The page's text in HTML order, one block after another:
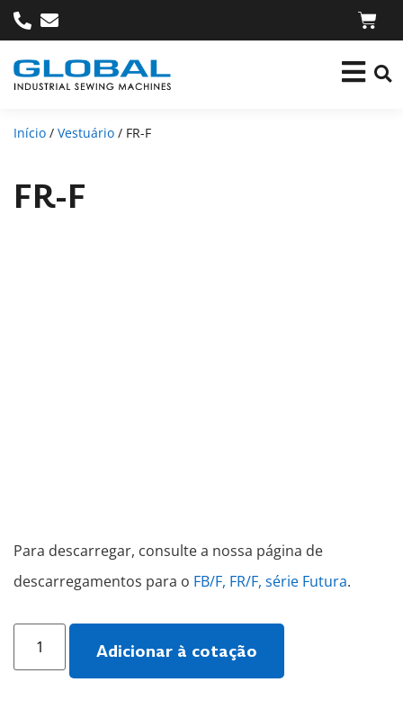
Início / Vestuário / FR-F
FR-F
Para descarregar, consulte a nossa página de
descarregamentos para o FB/F, FR/F, série Futura.
Adicionar à cotação